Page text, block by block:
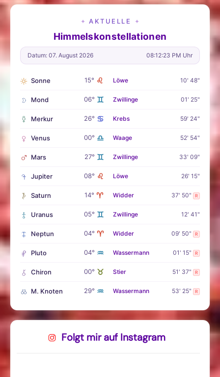
✦ AKTUELLE ✦
Himmelskonstellationen
Datum: 07. August 2026 08:12:24 PM Uhr
Sonne 15° ♌ Löwe 10' 48"
Mond 06° ♊ Zwillinge 01' 25"
Merkur 26° ♋ Krebs 59' 24"
Venus 00° ♎ Waage 52' 54"
Mars 27° ♊ Zwillinge 33' 09"
Jupiter 08° ♌ Löwe 26' 15"
Saturn 14° ♈ Widder 37' 50" R
Uranus 05° ♊ Zwillinge 12' 41"
Neptun 04° ♈ Widder 09' 50" R
Pluto 04° ♒ Wassermann 01' 15" R
Chiron 00° ♉ Stier 51' 37" R
M. Knoten 29° ♒ Wassermann 53' 25" R
Folgt mir auf Instagram